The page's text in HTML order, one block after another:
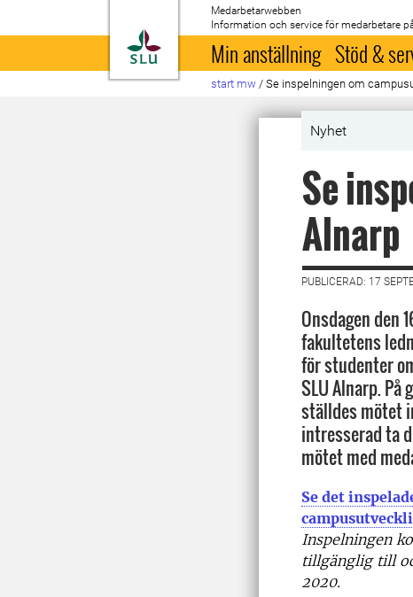
Till startsida
Medarbetarwebben
Information och service för medarbetare
Min anställning Stöd &
start mw / Se inspelningen om
Nyhet
Se
Alnarp
PUBLICERAD: 17
Onsdagen den
fakultetens
för studenter
SLU Alnarp. På
ställdes mötet
intresserad ta
mötet med
Se det
Inspelningen
tillgänglig till
2020.